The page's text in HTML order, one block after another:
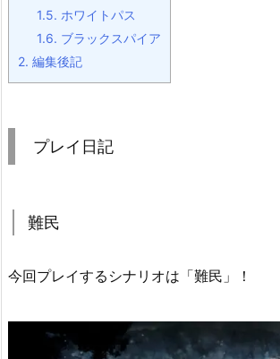
1.5. ホワイトパス
1.6. ブラックスパイア
2. 編集後記
プレイ日記
難民
今回プレイするシナリオは「難民」！